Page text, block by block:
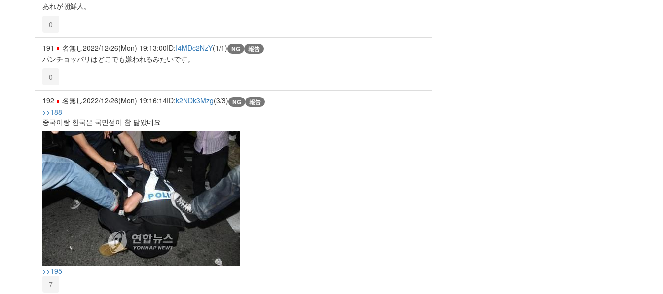
あれが朝鮮人。
0
191 名無し2022/12/26(Mon) 19:13:00ID:I4MDc2NzY(1/1) NG 報告
パンチョッパリはどこでも嫌われるみたいです。
0
192 名無し2022/12/26(Mon) 19:16:14ID:k2NDk3Mzg(3/3) NG 報告
>>188
중국이랑 한국은 국민성이 참 닮았네요
>>195
7